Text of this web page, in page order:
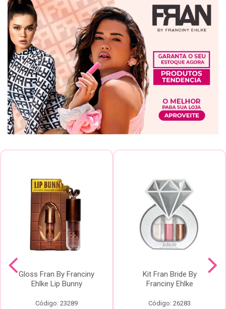
Gloss Fran By Franciny
Ehlke Lip Bunny
Código: 23289
Kit Fran Bride By
Franciny Ehlke
Código: 26283